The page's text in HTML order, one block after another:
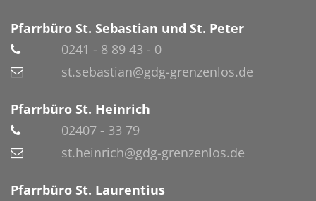
Pfarrbüro St. Sebastian und St. Peter
0241 - 8 89 43 - 0
st.sebastian@gdg-grenzenlos.de
Pfarrbüro St. Heinrich
02407 - 33 79
st.heinrich@gdg-grenzenlos.de
Pfarrbüro St. Laurentius